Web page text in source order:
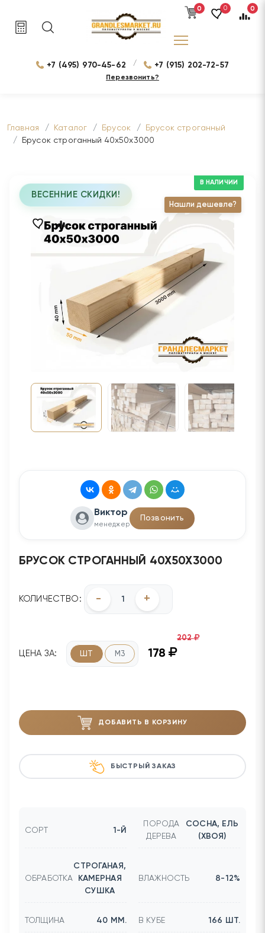
0 0 0
+7 (495) 970-45-62 / +7 (915) 202-72-57
Перезвонить?
Главная Каталог Брусок
Брусок строганный
Брусок строганный 40х50х3000
Нашли дешевле?
В НАЛИЧИИ
ВЕСЕННИЕ СКИДКИ!
Виктор
менеджер
Позвонить
БРУСОК СТРОГАННЫЙ 40Х50Х3000
ЦЕНА ЗА: ШТ М3 178
202
КОЛИЧЕСТВО: - +
ДОБАВИТЬ В КОРЗИНУ
БЫСТРЫЙ ЗАКАЗ
СОРТ 1-Й
ПОРОДА
ДЕРЕВА
СОСНА, ЕЛЬ
(ХВОЯ)
ОБРАБОТКА
СТРОГАНАЯ,
КАМЕРНАЯ
СУШКА
ВЛАЖНОСТЬ 8-12%
ТОЛЩИНА 40 ММ. В КУБЕ 166 ШТ.